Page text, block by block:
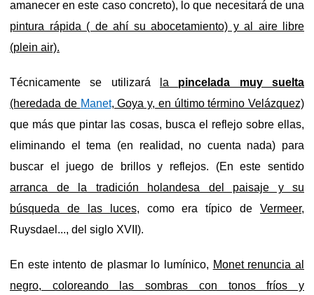
amanecer en este caso concreto), lo que necesitará de una
pintura rápida ( de ahí su abocetamiento) y al aire libre
(plein air).
Técnicamente se utilizará la pincelada muy suelta
(heredada de Manet, Goya y, en último término Velázquez)
que más que pintar las cosas, busca el reflejo sobre ellas,
eliminando el tema (en realidad, no cuenta nada) para
buscar el juego de brillos y reflejos. (En este sentido
arranca de la tradición holandesa del paisaje y su
búsqueda de las luces, como era típico de Vermeer,
Ruysdael..., del siglo XVII).
En este intento de plasmar lo lumínico, Monet renuncia al
negro, coloreando las sombras con tonos fríos y